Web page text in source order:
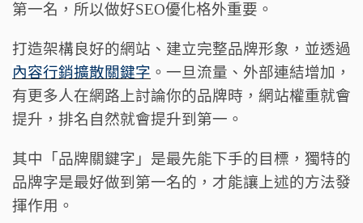
第一名，所以做好SEO優化格外重要。
打造架構良好的網站、建立完整品牌形象，並透過
內容行銷擴散關鍵字 。一旦流量、外部連結增加，
有更多人在網路上討論你的品牌時，網站權重就會
提升，排名自然就會提升到第一。
其中「品牌關鍵字」是最先能下手的目標，獨特的
品牌字是最好做到第一名的，才能讓上述的方法發
揮作用。